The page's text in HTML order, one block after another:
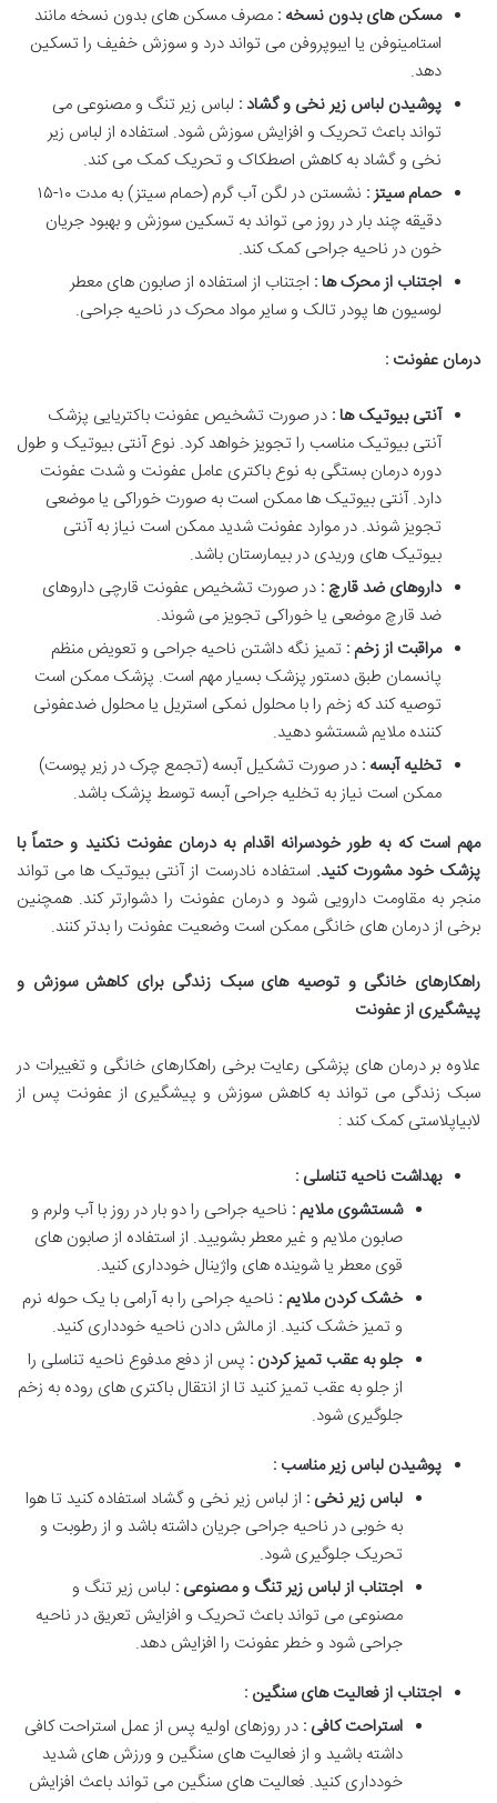
مسکن های بدون نسخه : مصرف مسکن های بدون نسخه مانند
استامینوفن یا ایبوپروفن می تواند درد و سوزش خفیف را تسکین
دهد.
پوشیدن لباس زیر نخی و گشاد : لباس زیر تنگ و مصنوعی می
تواند باعث تحریک و افزایش سوزش شود. استفاده از لباس زیر
نخی و گشاد به کاهش اصطکاک و تحریک کمک می کند.
حمام سیتز :
نشستن در لگن آب گرم (حمام سیتز) به مدت ۱۰-۱۵
دقیقه چند بار در روز می تواند به تسکین سوزش و بهبود جریان
خون در ناحیه جراحی کمک کند.
اجتناب از محرک ها : اجتناب از استفاده از صابون های معطر
لوسیون ها پودر تالک و سایر مواد محرک در ناحیه جراحی.
درمان عفونت :
آنتی بیوتیک ها : در صورت تشخیص عفونت باکتریایی پزشک
آنتی بیوتیک مناسب را تجویز خواهد کرد. نوع آنتی بیوتیک و طول
دوره درمان بستگی به نوع باکتری عامل عفونت و شدت عفونت
دارد. آنتی بیوتیک ها ممکن است به صورت خوراکی یا موضعی
تجویز شوند. در موارد عفونت شدید ممکن است نیاز به آنتی
بیوتیک های وریدی در بیمارستان باشد.
داروهای ضد قارچ : در صورت تشخیص عفونت قارچی داروهای
ضد قارچ موضعی یا خوراکی تجویز می شوند.
مراقبت از زخم : تمیز نگه داشتن ناحیه جراحی و تعویض منظم
پانسمان طبق دستور پزشک بسیار مهم است. پزشک ممکن است
توصیه کند که زخم را با محلول نمکی استریل یا محلول ضدعفونی
کننده ملایم شستشو دهید.
تخلیه آبسه : در صورت تشکیل آبسه (تجمع چرک در زیر پوست)
ممکن است نیاز به تخلیه جراحی آبسه توسط پزشک باشد.
مهم است که به طور خودسرانه اقدام به درمان عفونت نکنید و حتماً با
پزشک خود مشورت کنید. استفاده نادرست از آنتی بیوتیک ها می تواند
منجر به مقاومت دارویی شود و درمان عفونت را دشوارتر کند. همچنین
برخی از درمان های خانگی ممکن است وضعیت عفونت را بدتر کنند.
راهکارهای خانگی و توصیه های سبک زندگی برای کاهش سوزش و
پیشگیری از عفونت
علاوه بر درمان های پزشکی رعایت برخی راهکارهای خانگی و تغییرات در
سبک زندگی می تواند به کاهش سوزش و پیشگیری از عفونت پس از
لابیاپلاستی کمک کند :
بهداشت ناحیه تناسلی :
شستشوی ملایم : ناحیه جراحی را دو بار در روز با آب ولرم و
صابون ملایم و غیر معطر بشویید. از استفاده از صابون های
قوی معطر یا شوینده های واژینال خودداری کنید.
خشک کردن ملایم : ناحیه جراحی را به آرامی با یک حوله نرم
و تمیز خشک کنید. از مالش دادن ناحیه خودداری کنید.
جلو به عقب تمیز کردن : پس از دفع مدفوع ناحیه تناسلی را
از جلو به عقب تمیز کنید تا از انتقال باکتری های روده به زخم
جلوگیری شود.
پوشیدن لباس زیر مناسب :
لباس زیر نخی : از لباس زیر نخی و گشاد استفاده کنید تا هوا
به خوبی در ناحیه جراحی جریان داشته باشد و از رطوبت و
تحریک جلوگیری شود.
اجتناب از لباس زیر تنگ و مصنوعی : لباس زیر تنگ و
مصنوعی می تواند باعث تحریک و افزایش تعریق در ناحیه
جراحی شود و خطر عفونت را افزایش دهد.
اجتناب از فعالیت های سنگین :
استراحت کافی : در روزهای اولیه پس از عمل استراحت کافی
داشته باشید و از فعالیت های سنگین و ورزش های شدید
خودداری کنید. فعالیت های سنگین می تواند باعث افزایش